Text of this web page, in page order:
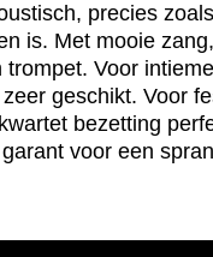
precies
is. Met mooie
Voor
geschikt. Voor
bezetting
voor een